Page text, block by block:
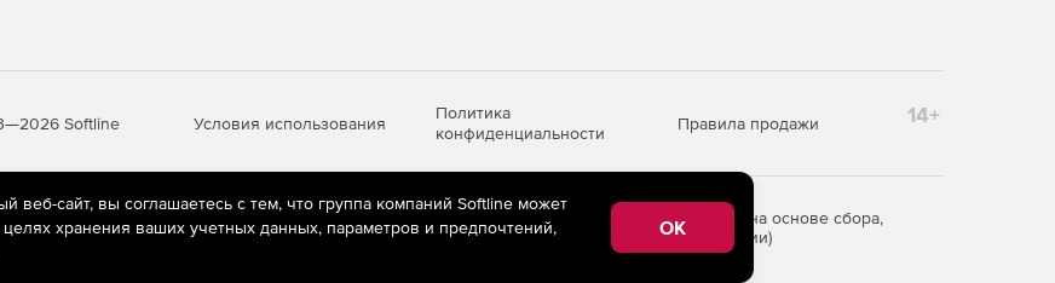
Softline Условия использования
Политика
конфиденциальности
Правила продажи 14+
рекомендательные технологии
(информационные технологии предоставления информации на основе сбора,
пользователей сети «Интернет», находящихся на территории Российской Федерации)
веб-сайт, вы соглашаетесь с тем, что группа компаний Softline может
хранения ваших учетных данных, параметров и предпочтений,
OK